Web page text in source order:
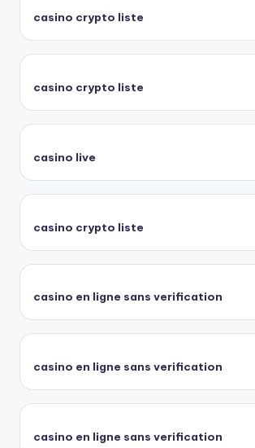
casino crypto liste
casino crypto liste
casino live
casino crypto liste
casino en ligne sans verification
casino en ligne sans verification
casino en ligne sans verification